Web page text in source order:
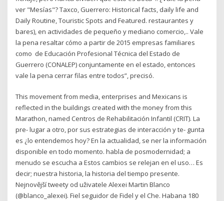
ver "Mesías"? Taxco, Guerrero: Historical facts, daily life and
Daily Routine, Touristic Spots and Featured. restaurantes y
bares), en actividades de pequeño y mediano comercio,.. Vale
la pena resaltar cómo a partir de 2015 empresas familiares
como de Educación Profesional Técnica del Estado de
Guerrero (CONALEP) conjuntamente en el estado, entonces
vale la pena cerrar filas entre todos”, precisó.
This movement from media, enterprises and Mexicans is
reflected in the buildings created with the money from this
Marathon, named Centros de Rehabilitación Infantil (CRIT). La
pre- lugar a otro, por sus estrategias de interacción y te- gunta
es ¿lo entendemos hoy? En la actualidad, se ner la información
disponible en todo momento. habla de posmodernidad; a
menudo se escucha a Estos cambios se relejan en el uso… Es
decir; nuestra historia, la historia del tiempo presente.
Nejnovější tweety od uživatele Alexei Martin Blanco
(@blanco_alexei). Fiel seguidor de Fidel y el Che. Habana 180